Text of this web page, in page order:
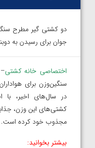
دو کشتی گیر مطرح
جوان برای رسیدن به دوبنده ۱۲۵کیلوگرم تلاش
اختصاصی خانه کشتی
سنگین‌وزن برای
در سال‌های اخیر،
کشتی‌های این وزن،
مجذوب خود کرده است.
بیشتر بخوانید: